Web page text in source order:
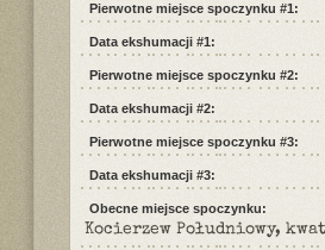
Pierwotne miejsce spoczynku #1:
Data ekshumacji #1:
Pierwotne miejsce spoczynku #2:
Data ekshumacji #2:
Pierwotne miejsce spoczynku #3:
Data ekshumacji #3:
Obecne miejsce spoczynku:
Kocierzew Południowy,